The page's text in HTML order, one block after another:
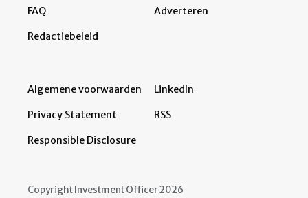
FAQ
Redactiebeleid
Adverteren
Algemene voorwaarden
Privacy Statement
Responsible Disclosure
LinkedIn
RSS
Copyright Investment Officer 2026